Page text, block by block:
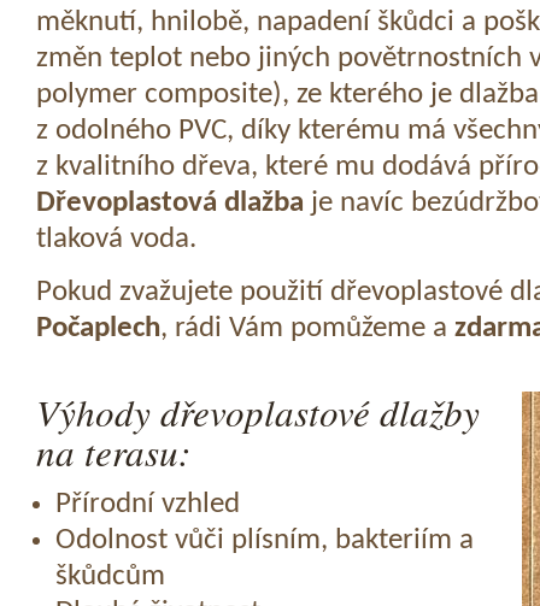
měknutí, hnilobě, napadení škůdci a
změn teplot nebo jiných povětrnostních
polymer composite), ze kterého je
z odolného PVC, díky kterému má
z kvalitního dřeva, které mu dodává
Dřevoplastová dlažba je navíc
tlaková voda.
Pokud zvažujete použití dřevoplastové
Počaplech, rádi Vám pomůžeme a
Výhody dřevoplastové dlažby
na terasu:
Přírodní vzhled
Odolnost vůči plísním, bakteriím a
škůdcům